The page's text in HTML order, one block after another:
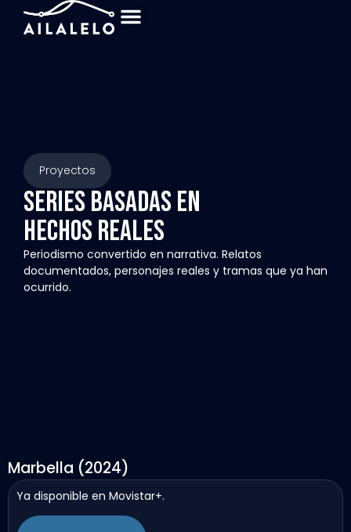
Proyectos
SERIES BASADAS EN
HECHOS REALES
Periodismo convertido en narrativa. Relatos
documentados, personajes reales y tramas que ya han
ocurrido.
Marbella (2024)
Ya disponible en Movistar+.